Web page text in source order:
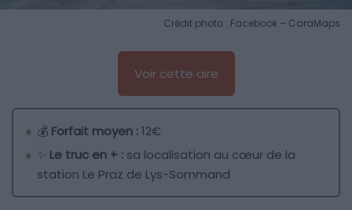
Crédit photo : Facebook – CaraMaps
Voir cette aire
💰 Forfait moyen :12€
✨ Le truc en + : sa localisation au cœur de la
station Le Praz de Lys-Sommand